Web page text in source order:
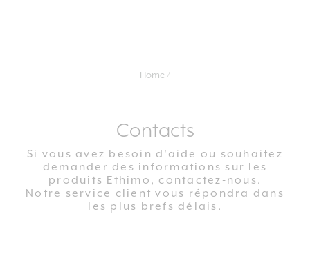
Home
Contacts
Si vous avez besoin d'aide ou souhaitez
demander des informations sur les
produits Ethimo, contactez-nous.
Notre service client vous répondra dans
les plus brefs délais.